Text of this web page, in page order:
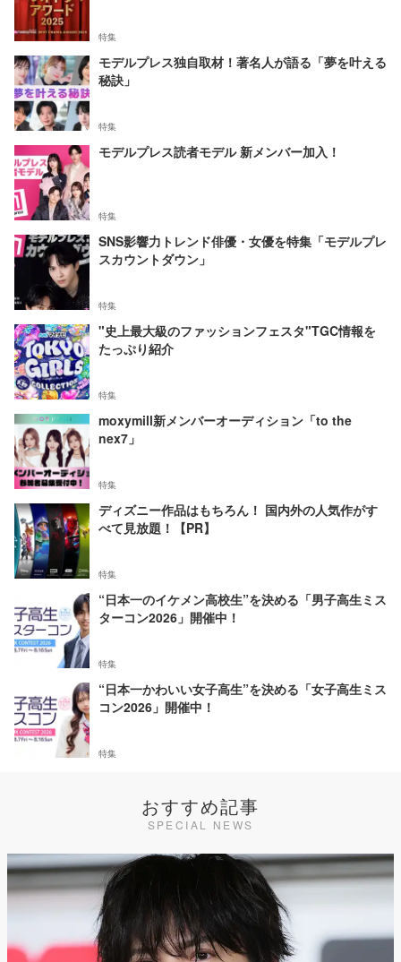
特集
モデルプレス独自取材！著名人が語る「夢を叶える
秘訣」
特集
モデルプレス読者モデル 新メンバー加入！
特集
SNS影響力トレンド俳優・女優を特集「モデルプレ
スカウントダウン」
特集
"史上最大級のファッションフェスタ"TGC情報を
たっぷり紹介
特集
moxymill新メンバーオーディション「to the
nex7」
特集
ディズニー作品はもちろん！ 国内外の人気作がす
べて見放題！【PR】
特集
“日本一のイケメン高校生”を決める「男子高生ミス
ターコン2026」開催中！
特集
“日本一かわいい女子高生”を決める「女子高生ミス
コン2026」開催中！
特集
おすすめ記事
SPECIAL NEWS